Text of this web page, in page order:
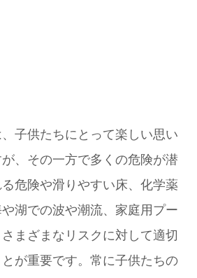
子供たちにとって楽しい思い
、その一方で多くの危険が潜
危険や滑りやすい床、化学薬
湖での波や潮流、家庭用プー
まざまなリスクに対して適切
が重要です。常に子供たちの